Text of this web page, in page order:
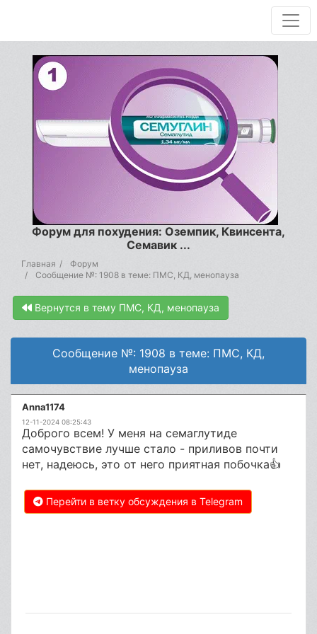
Форум для похудения: Оземпик, Квинсента,
Семавик ...
Главная
Форум
Сообщение №: 1908 в теме: ПМС, КД, менопауза
Вернутся в тему ПМС, КД, менопауза
Сообщение №: 1908 в теме: ПМС, КД,
менопауза
Anna1174
12-11-2024 08:25:43
Доброго всем! У меня на семаглутиде
самочувствие лучше стало - приливов почти
нет, надеюсь, это от него приятная побочка👍
Перейти в ветку обсуждения в Telegram